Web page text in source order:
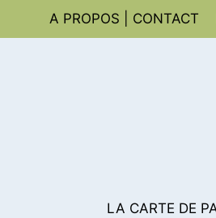
A PROPOS | CONTACT
LA CARTE DE